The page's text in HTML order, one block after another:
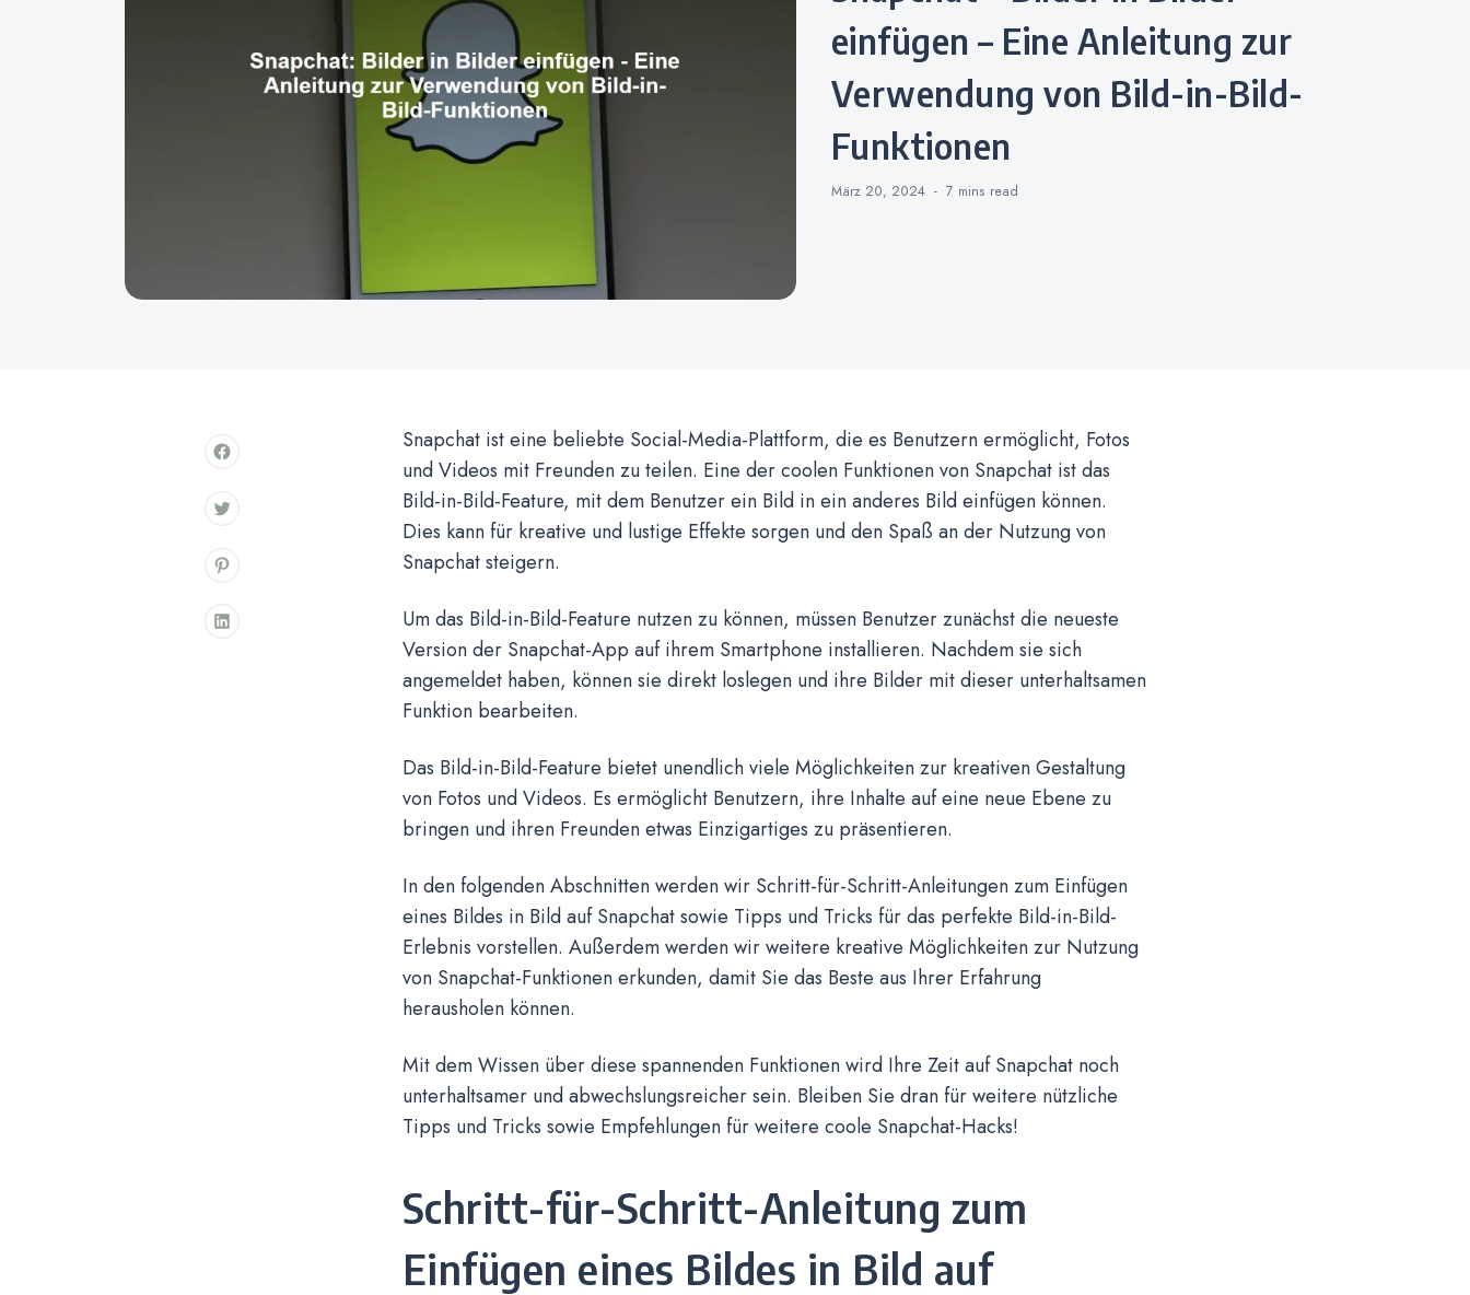
einfügen – Eine Anleitung zur
Verwendung von Bild-in-Bild-
Funktionen
März 20, 2024 7 mins read
Snapchat ist eine beliebte Social-Media-Plattform, die es Benutzern ermöglicht, Fotos
und Videos mit Freunden zu teilen. Eine der coolen Funktionen von Snapchat ist das
Bild-in-Bild-Feature, mit dem Benutzer ein Bild in ein anderes Bild einfügen können.
Dies kann für kreative und lustige Effekte sorgen und den Spaß an der Nutzung von
Snapchat steigern.
Um das Bild-in-Bild-Feature nutzen zu können, müssen Benutzer zunächst die neueste
Version der Snapchat-App auf ihrem Smartphone installieren. Nachdem sie sich
angemeldet haben, können sie direkt loslegen und ihre Bilder mit dieser unterhaltsamen
Funktion bearbeiten.
Das Bild-in-Bild-Feature bietet unendlich viele Möglichkeiten zur kreativen Gestaltung
von Fotos und Videos. Es ermöglicht Benutzern, ihre Inhalte auf eine neue Ebene zu
bringen und ihren Freunden etwas Einzigartiges zu präsentieren.
In den folgenden Abschnitten werden wir Schritt-für-Schritt-Anleitungen zum Einfügen
eines Bildes in Bild auf Snapchat sowie Tipps und Tricks für das perfekte Bild-in-Bild-
Erlebnis vorstellen. Außerdem werden wir weitere kreative Möglichkeiten zur Nutzung
von Snapchat-Funktionen erkunden, damit Sie das Beste aus Ihrer Erfahrung
herausholen können.
Mit dem Wissen über diese spannenden Funktionen wird Ihre Zeit auf Snapchat noch
unterhaltsamer und abwechslungsreicher sein. Bleiben Sie dran für weitere nützliche
Tipps und Tricks sowie Empfehlungen für weitere coole Snapchat-Hacks!
Schritt-für-Schritt-Anleitung zum
Einfügen eines Bildes in Bild auf